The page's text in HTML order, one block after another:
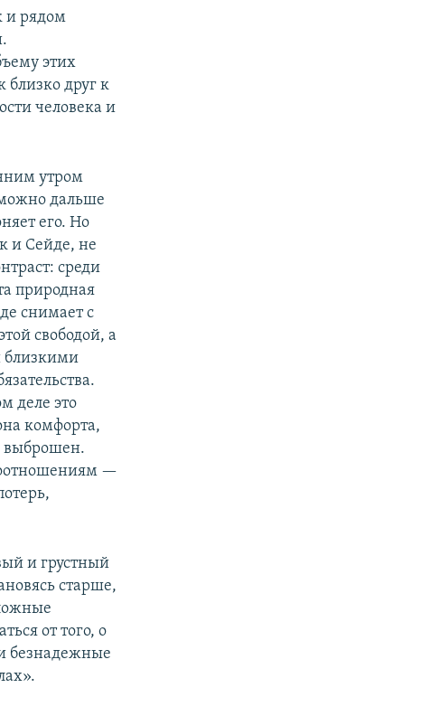
и рядом
этих
близко друг к
человека и
утром
можно дальше
его. Но
и Сейде, не
среди
природная
снимает с
свободой, а
близкими
деле это
комфорта,
выброшен.
—
и грустный
старше,
от того, о
безнадежные